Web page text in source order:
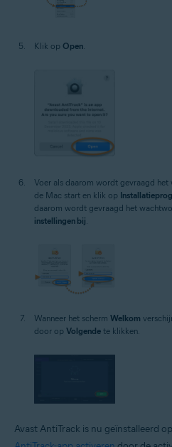
Klik op Open
Voer als daarom wordt gevraagd
de Mac start en klik op
daarom wordt gevraagd het
instellingen bij
Wanneer het scherm Welkom
door op Volgende te klikken.
Avast AntiTrack is nu geïnstalleerd